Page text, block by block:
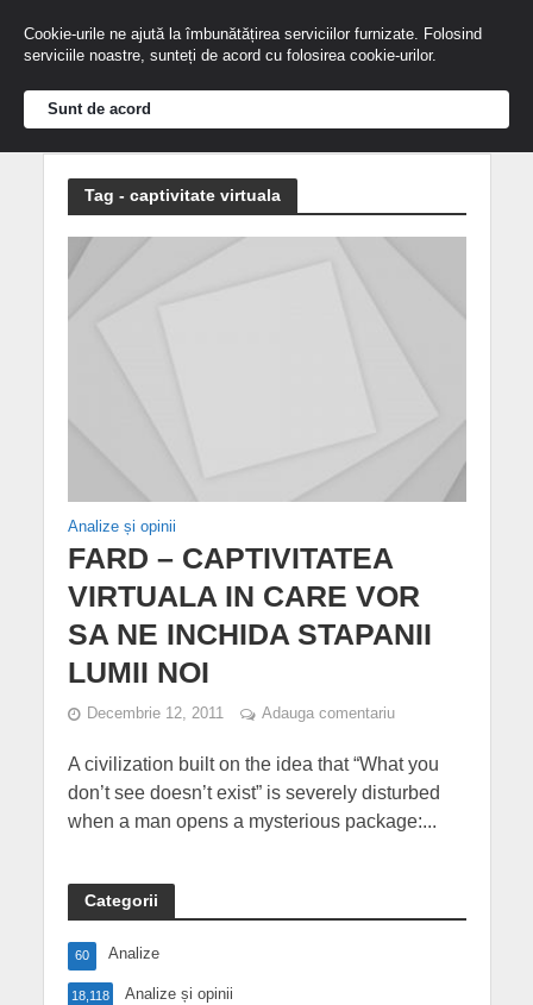
Tag - captivitate virtuala
Analize și opinii
FARD – CAPTIVITATEA
VIRTUALA IN CARE VOR
SA NE INCHIDA STAPANII
LUMII NOI
Decembrie 12, 2011 Adauga comentariu
A civilization built on the idea that “What you
don’t see doesn’t exist” is severely disturbed
when a man opens a mysterious package:...
Categorii
Analize
60
Analize și opinii
18,118
Cookie-urile ne ajută la îmbunătățirea serviciilor furnizate. Folosind
serviciile noastre, sunteți de acord cu folosirea cookie-urilor.
Sunt de acord